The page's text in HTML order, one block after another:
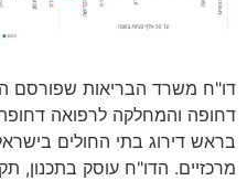
דו"ח משרד הבריאות שפורסם
דחופה והמחלקה לרפואה דחופה
בראש דירוג בתי החולים
מרכזיים. הדו"ח עוסק בתכנון,